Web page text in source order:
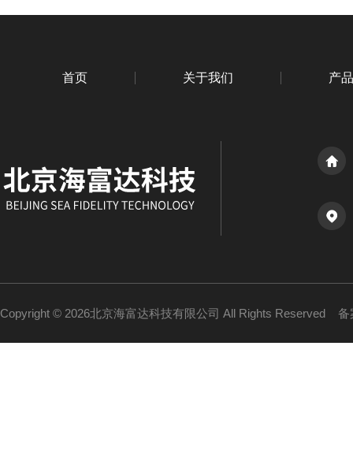
首页 关于我们 产
Copyright © 2026北京海富达科技有限公司 All Rights Reserved 备